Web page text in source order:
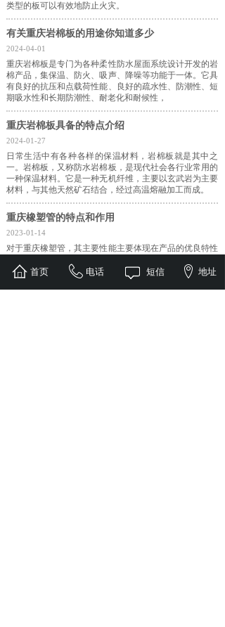
类型的板可以有效地防止火灾。
有关重庆岩棉板的用途你知道多少
2024-04-01
重庆岩棉板是专门为各种柔性防水屋面系统设计开发的岩
棉产品，集保温、防火、吸声、降噪等功能于一体。它具
有良好的抗压和点载荷性能、良好的疏水性、防潮性、短
期吸水性和长期防潮性、耐老化和耐候性，
重庆岩棉板具备的特点介绍
2024-01-27
日常生活中有各种各样的保温材料，岩棉板就是其中之
一。岩棉板，又称防水岩棉板，是现代社会各行业常用的
一种保温材料。它是一种无机纤维，主要以玄武岩为主要
材料，与其他天然矿石结合，经过高温熔融加工而成。
重庆橡塑管的特点和作用
2023-01-14
对于重庆橡塑管，其主要性能主要体现在产品的优良特性
您从整体上了解产品。在这些特性中，人们注重抗震性、
首页 电话 短信 地址